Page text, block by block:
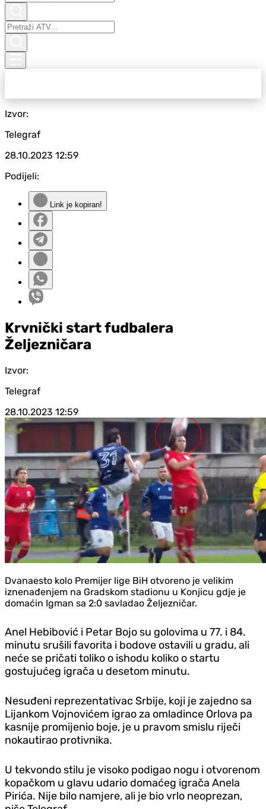
Izvor:
Telegraf
28.10.2023 12:59
Podijeli:
Link je kopiran!
Krvnički start fudbalera
Željezničara
Izvor:
Telegraf
28.10.2023 12:59
Dvanaesto kolo Premijer lige BiH otvoreno je velikim
iznenađenjem na Gradskom stadionu u Konjicu gdje je
domaćin Igman sa 2:0 savladao Željezničar.
Anel Hebibović i Petar Bojo su golovima u 77. i 84.
minutu srušili favorita i bodove ostavili u gradu, ali
neće se pričati toliko o ishodu koliko o startu
gostujućeg igrača u desetom minutu.
Nesuđeni reprezentativac Srbije, koji je zajedno sa
Lijankom Vojnovićem igrao za omladince Orlova pa
kasnije promijenio boje, je u pravom smislu riječi
nokautirao protivnika.
U tekvondo stilu je visoko podigao nogu i otvorenom
kopačkom u glavu udario domaćeg igrača Anela
Pirića. Nije bilo namjere, ali je bio vrlo neoprezan,